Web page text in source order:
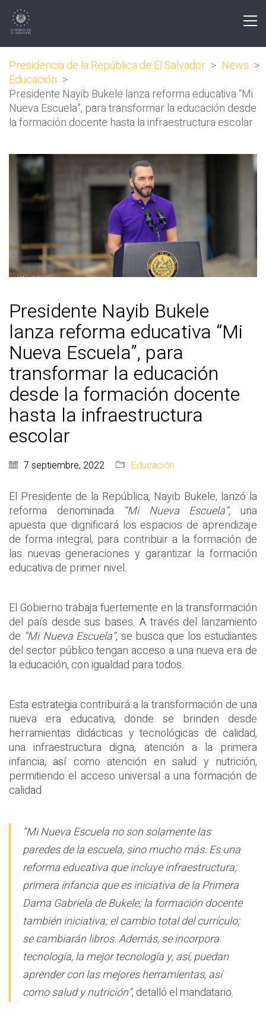
Presidencia de la República de El Salvador > News >
Educación >
Presidente Nayib Bukele lanza reforma educativa “Mi
Nueva Escuela”, para transformar la educación desde
la formación docente hasta la infraestructura escolar
Presidente Nayib Bukele
lanza reforma educativa “Mi
Nueva Escuela”, para
transformar la educación
desde la formación docente
hasta la infraestructura
escolar
7 septiembre, 2022 Educación
El Presidente de la República, Nayib Bukele, lanzó la
reforma denominada
“Mi Nueva Escuela”, una
apuesta que dignificará los espacios de aprendizaje
de forma integral, para contribuir a la formación de
las nuevas generaciones y garantizar la formación
educativa de primer nivel.
El Gobierno trabaja fuertemente en la transformación
del país desde sus bases. A través del lanzamiento
de “Mi Nueva Escuela”, se busca que los estudiantes
del sector público tengan acceso a una nueva era de
la educación, con igualdad para todos.
Esta estrategia contribuirá a la transformación de una
nueva era educativa, donde se brinden desde
herramientas didácticas y tecnológicas de calidad,
una infraestructura digna, atención a la primera
infancia, así como atención en salud y nutrición,
permitiendo el acceso universal a una formación de
calidad.
“Mi Nueva Escuela no son solamente las
paredes de la escuela, sino mucho más. Es una
reforma educativa que incluye infraestructura;
primera infancia que es iniciativa de la Primera
Dama Gabriela de Bukele; la formación docente
también iniciativa; el cambio total del currículo;
se cambiarán libros. Además, se incorpora
tecnología, la mejor tecnología y, así, puedan
aprender con las mejores herramientas, así
como salud y nutrición”, detalló el mandatario.